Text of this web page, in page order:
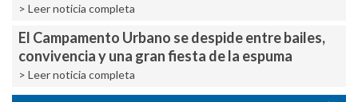
> Leer noticia completa
El Campamento Urbano se despide entre bailes,
convivencia y una gran fiesta de la espuma
> Leer noticia completa